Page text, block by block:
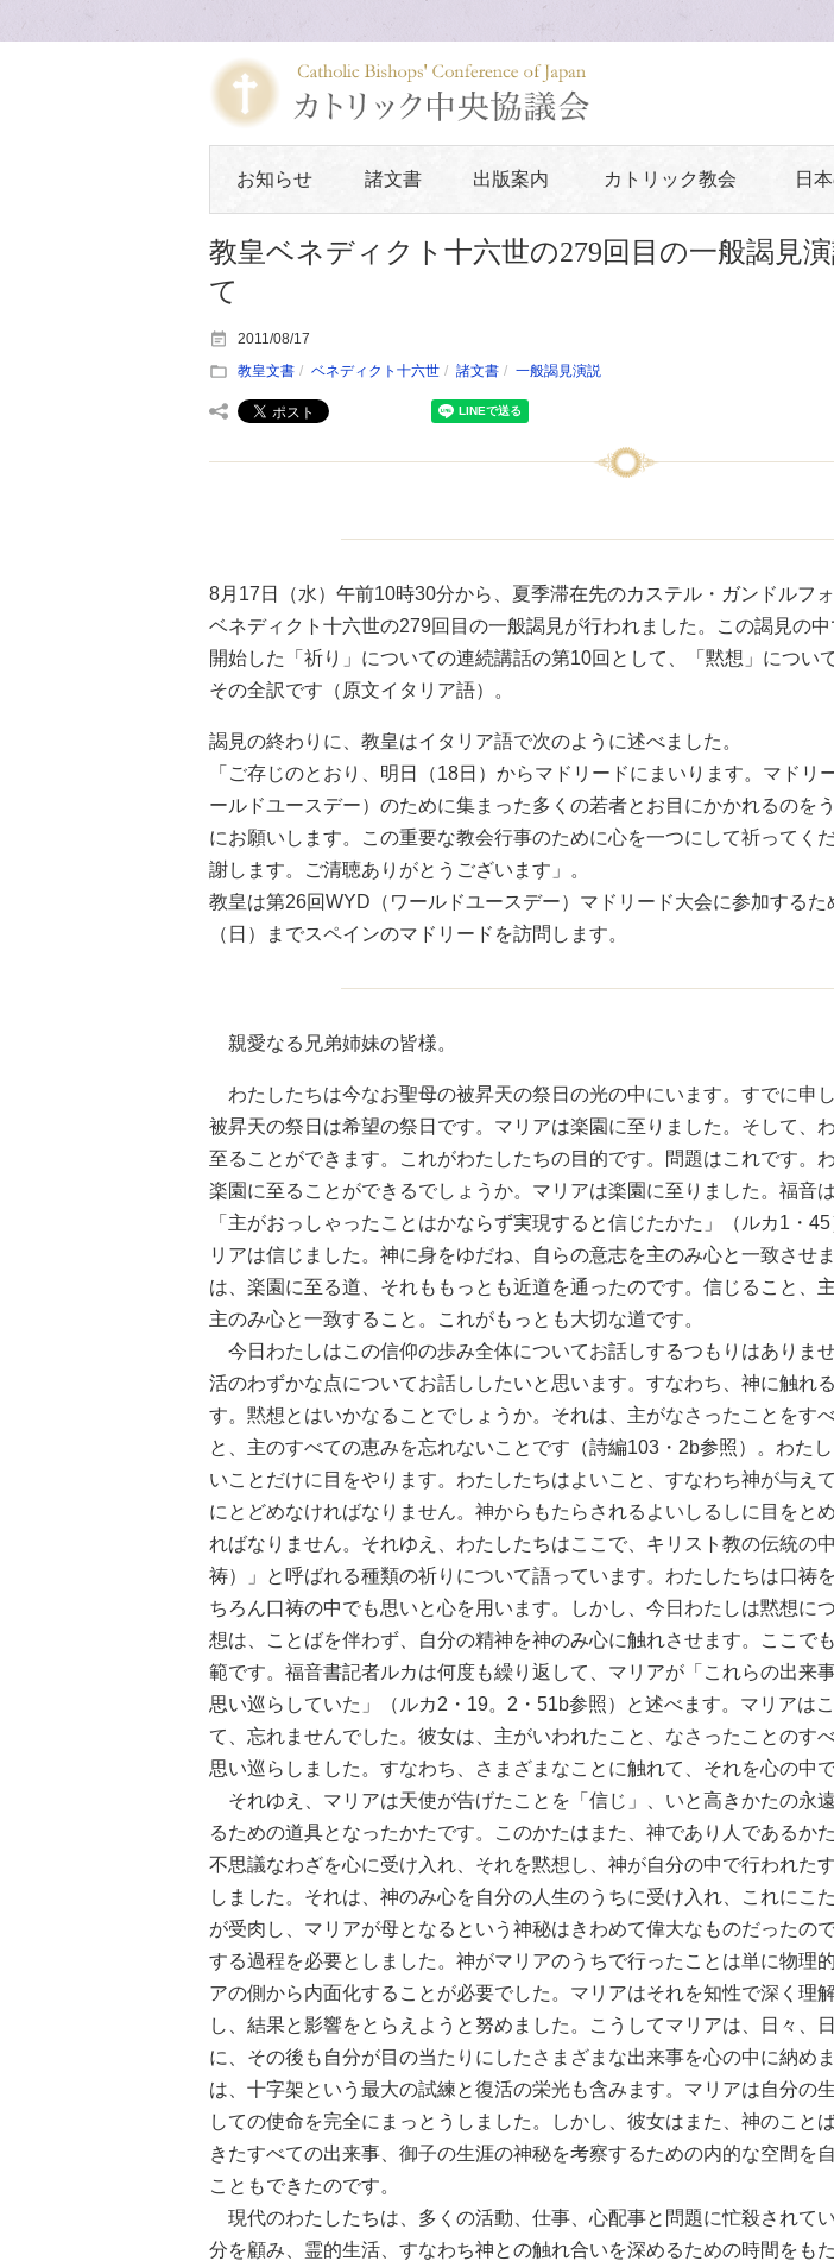
お知らせ 諸文書 出版案内 カトリック教会 日
教皇ベネディクト十六世の279回目の一般謁見
て
2011/08/17
教皇文書
ベネディクト十六世 諸文書 一般謁見演説
8月17日（水）午前10時30分から、夏季滞在先のカステル・ガンドルフ
ベネディクト十六世の279回目の一般謁見が行われました。この謁見の
開始した「祈り」についての連続講話の第10回として、「黙想」につい
その全訳です（原文イタリア語）。
謁見の終わりに、教皇はイタリア語で次のように述べました。
「ご存じのとおり、明日（18日）からマドリードにまいります。マドリ
ールドユースデー）のために集まった多くの若者とお目にかかれるのを
にお願いします。この重要な教会行事のために心を一つにして祈ってく
謝します。ご清聴ありがとうございます」。
教皇は第26回WYD（ワールドユースデー）マドリード大会に参加するた
（日）までスペインのマドリードを訪問します。
親愛なる兄弟姉妹の皆様。
わたしたちは今なお聖母の被昇天の祭日の光の中にいます。すでに申
被昇天の祭日は希望の祭日です。マリアは楽園に至りました。そして、
至ることができます。これがわたしたちの目的です。問題はこれです。
楽園に至ることができるでしょうか。マリアは楽園に至りました。福音
「主がおっしゃったことはかならず実現すると信じたかた」（ルカ1・
リアは信じました。神に身をゆだね、自らの意志を主のみ心と一致させ
は、楽園に至る道、それももっとも近道を通ったのです。信じること、
主のみ心と一致すること。これがもっとも大切な道です。
今日わたしはこの信仰の歩み全体についてお話しするつもりはありま
活のわずかな点についてお話ししたいと思います。すなわち、神に触れ
す。黙想とはいかなることでしょうか。それは、主がなさったことをす
と、主のすべての恵みを忘れないことです（詩編103・2b参照）。わた
いことだけに目をやります。わたしたちはよいこと、すなわち神が与え
にとどめなければなりません。神からもたらされるよいしるしに目をと
ればなりません。それゆえ、わたしたちはここで、キリスト教の伝統の
祷）」と呼ばれる種類の祈りについて語っています。わたしたちは口祷
ちろん口祷の中でも思いと心を用います。しかし、今日わたしは黙想に
想は、ことばを伴わず、自分の精神を神のみ心に触れさせます。ここで
範です。福音書記者ルカは何度も繰り返して、マリアが「これらの出来
思い巡らしていた」（ルカ2・19。2・51b参照）と述べます。マリアは
て、忘れませんでした。彼女は、主がいわれたこと、なさったことのす
思い巡らしました。すなわち、さまざまなことに触れて、それを心の中
それゆえ、マリアは天使が告げたことを「信じ」、いと高きかたの永
るための道具となったかたです。このかたはまた、神であり人であるか
不思議なわざを心に受け入れ、それを黙想し、神が自分の中で行われた
しました。それは、神のみ心を自分の人生のうちに受け入れ、これにこ
が受肉し、マリアが母となるという神秘はきわめて偉大なものだったの
する過程を必要としました。神がマリアのうちで行ったことは単に物理
アの側から内面化することが必要でした。マリアはそれを知性で深く理
し、結果と影響をとらえようと努めました。こうしてマリアは、日々、
に、その後も自分が目の当たりにしたさまざまな出来事を心の中に納め
は、十字架という最大の試練と復活の栄光も含みます。マリアは自分の
しての使命を完全にまっとうしました。しかし、彼女はまた、神のこと
きたすべての出来事、御子の生涯の神秘を考察するための内的な空間を
こともできたのです。
現代のわたしたちは、多くの活動、仕事、心配事と問題に忙殺されて
分を顧み、霊的生活、すなわち神との触れ合いを深めるための時間をも